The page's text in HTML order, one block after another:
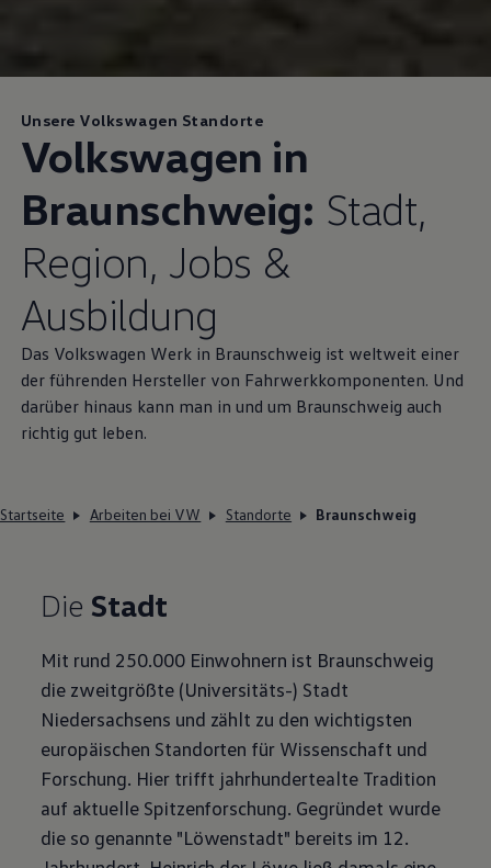
Unsere Volkswagen Standorte
Volkswagen in
Braunschweig: Stadt,
Region, Jobs &
Ausbildung
Das Volkswagen Werk in Braunschweig ist weltweit einer
der führenden Hersteller von Fahrwerkkomponenten. Und
darüber hinaus kann man in und um Braunschweig auch
richtig gut leben.
Startseite Arbeiten bei VW Standorte Braunschweig
Die Stadt
Mit rund 250.000 Einwohnern ist Braunschweig
die zweitgrößte (Universitäts-) Stadt
Niedersachsens und zählt zu den wichtigsten
europäischen Standorten für Wissenschaft und
Forschung. Hier trifft jahrhundertealte Tradition
auf aktuelle Spitzenforschung. Gegründet wurde
die so genannte "Löwenstadt" bereits im 12.